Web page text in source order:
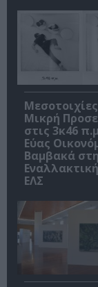
Μικρή
στις 3κ46
Εύας
Βαμβακά
ΕΛΣ